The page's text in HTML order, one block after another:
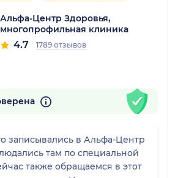
Альфа-Центр Здоровья,
многопрофильная клиника
4.7 1789 отзывов
записывались в Альфа-Центр
там по специальной
также обращаемся в этот